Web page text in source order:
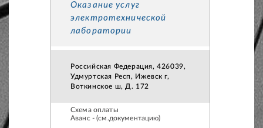
Оказание услуг
электротехнической
лаборатории
Российская Федерация, 426039,
Удмуртская Респ, Ижевск г,
Воткинское ш, Д. 172
Схема оплаты
Аванс - (см.документацию)